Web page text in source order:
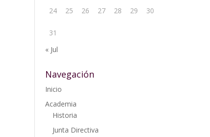
24 25 26 27 28 29 30
31
« Jul
Navegación
Inicio
Academia
Historia
Junta Directiva